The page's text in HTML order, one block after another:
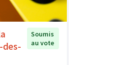
Soumis
au vote